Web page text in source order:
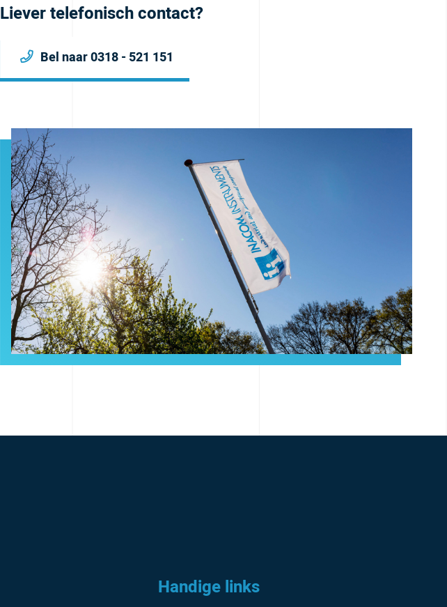
Liever telefonisch contact?
Bel naar 0318 - 521 151
Handige links